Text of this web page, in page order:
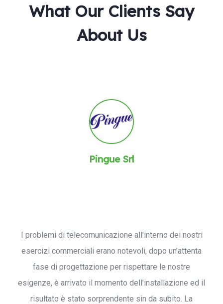
What Our Clients Say
About Us
Pingue Srl
I problemi di telecomunicazione all’interno dei nostri
esercizi commerciali erano notevoli, dopo un’attenta
fase di progettazione per rispettare le nostre
esigenze, è arrivato il momento dell’installazione ed il
risultato è stato sorprendente sin da subito. La